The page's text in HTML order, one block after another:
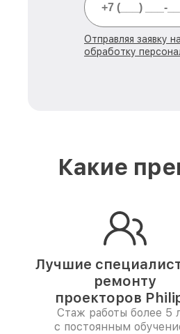
Отправляя заявку
обработку
Какие
Лучшие
ремонту
проекторов
Стаж работы более 5
с постоянным